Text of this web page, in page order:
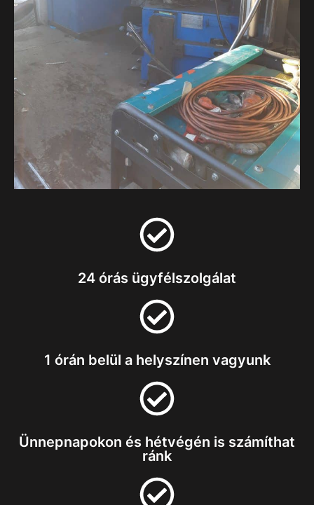
24 órás ügyfélszolgálat
1 órán belül a helyszínen vagyunk
Ünnepnapokon és hétvégén is számíthat
ránk